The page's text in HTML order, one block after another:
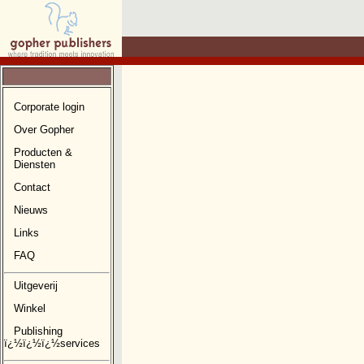
Corporate login
Over Gopher
Producten &
Diensten
Contact
Nieuws
Links
FAQ
Uitgeverij
Winkel
Publishing
ï¿½ï¿½ï¿½services